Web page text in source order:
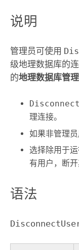
说明
管理员可使用
级地理数据库的
的地理数据库管理
理连接。
如果非管理
选择除用于
有用户，断开
语法